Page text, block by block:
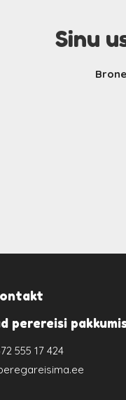
Sinu
perereisi
555 17 424